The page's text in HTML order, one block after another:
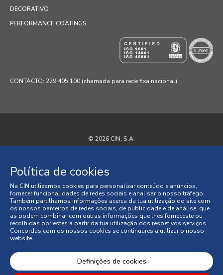
DECORATIVO
PERFORMANCE COATINGS
CONTACTO: 229 405 100 (chamada para rede fixa nacional)
© 2026 CIN, S.A.
Política de Privacidade
Política de Cookies
Faqs
Litígios de Consumo
Condições Gerais de Venda
Política de cookies
Na CIN utilizamos cookies para personalizar conteúdo e anúncios,
fornecer funcionalidades de redes sociais e analisar o nosso tráfego.
Também partilhamos informações acerca da tua utilização do site com
os nossos parceiros de redes sociais, de publicidade e de análise, que
as podem combinar com outras informações que lhes forneceste ou
recolhidas por estes a partir da tua utilização dos respetivos serviços.
Concordas com os nossos cookies se continuares a utilizar o nosso
website.
Definições de cookies